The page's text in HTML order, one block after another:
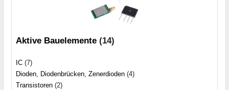
Aktive Bauelemente (14)
IC (7)
Dioden, Diodenbrücken, Zenerdioden (4)
Transistoren (2)